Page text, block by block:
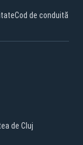
Cod de conduită
de Cluj